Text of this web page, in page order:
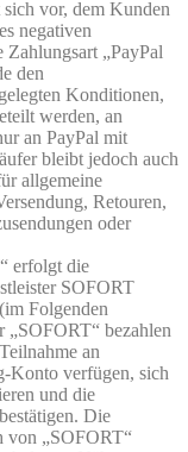
vor, dem Kunden
negativen
„PayPal
den
Konditionen,
werden, an
an PayPal mit
bleibt jedoch auch
allgemeine
Retouren,
oder
erfolgt die
SOFORT
Folgenden
„SOFORT“ bezahlen
an
Konto verfügen, sich
und die
Die
von „SOFORT“